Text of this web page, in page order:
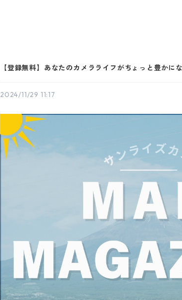
【登録無料】あなたのカメラライフがちょっと豊かに
2024/11/29 11:17